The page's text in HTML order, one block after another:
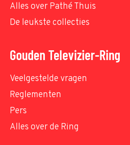
Alles over Pathé Thuis
De leukste collecties
Gouden Televizier-Ring
Veelgestelde vragen
Reglementen
Pers
Alles over de Ring